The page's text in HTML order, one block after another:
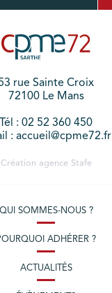
rue Sainte Croix
72100 Le Mans
Tél : 02 52 360 450
: accueil@cpme72.fr
Création agence Stafe
QUI SOMMES-NOUS ?
ADHÉRER ?
ACTUALITÉS